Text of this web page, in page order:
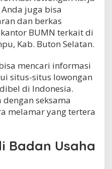
juga bisa
dan berkas
BUMN terkait di
Kab. Buton Selatan.
mencari informasi
situs-situs lowongan
di Indonesia.
seksama
melamar yang tertera
Badan Usaha